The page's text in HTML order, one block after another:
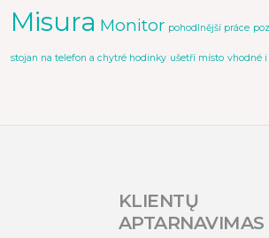
Misura Monitor pohodlnější práce
stojan na telefon a chytré hodinky ušetří místo vhodné i
KLIENTŲ
APTARNAVIMAS